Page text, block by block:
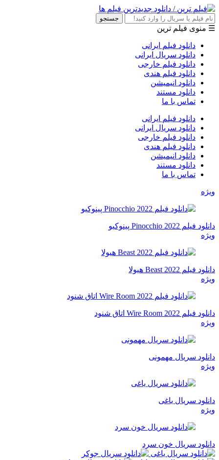
جستجو
☰ منوی فیلم ترین
دانلود فیلم ایرانی
دانلود سریال ایرانی
دانلود فیلم خارجی
دانلود فیلم هندی
دانلود انیمیشن
دانلود مستند
تماس با ما
دانلود فیلم ایرانی
دانلود سریال ایرانی
دانلود فیلم خارجی
دانلود فیلم هندی
دانلود انیمیشن
دانلود مستند
تماس با ما
ویژه
دانلود فیلم Pinocchio 2022 پینوکیو
ویژه
دانلود فیلم Beast 2022 هیولا
ویژه
دانلود فیلم Wire Room 2022 اتاق شنود
ویژه
دانلود سریال مهمونی
ویژه
دانلود سریال یاغی
ویژه
دانلود سریال خون سرد